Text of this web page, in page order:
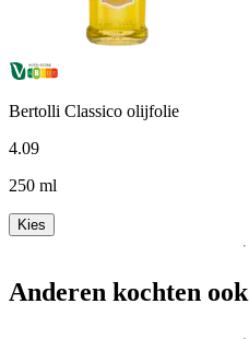
Bertolli Classico olijfolie
4.09
250 ml
Kies
Anderen kochten ook